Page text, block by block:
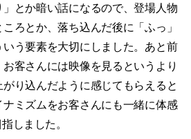
とか暗い話になるので、登場人物
ろとか、落ち込んだ後に「ふっ」
う要素を大切にしました。あと前
客さんには映像を見るというより
り込んだように感じてもらえると
ミズムをお客さんにも一緒に体感
しました。